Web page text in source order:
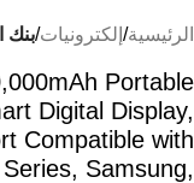
الرئيسية إلكترونيات بنك
Portable
Digital Display,
Compatible with
Samsung,